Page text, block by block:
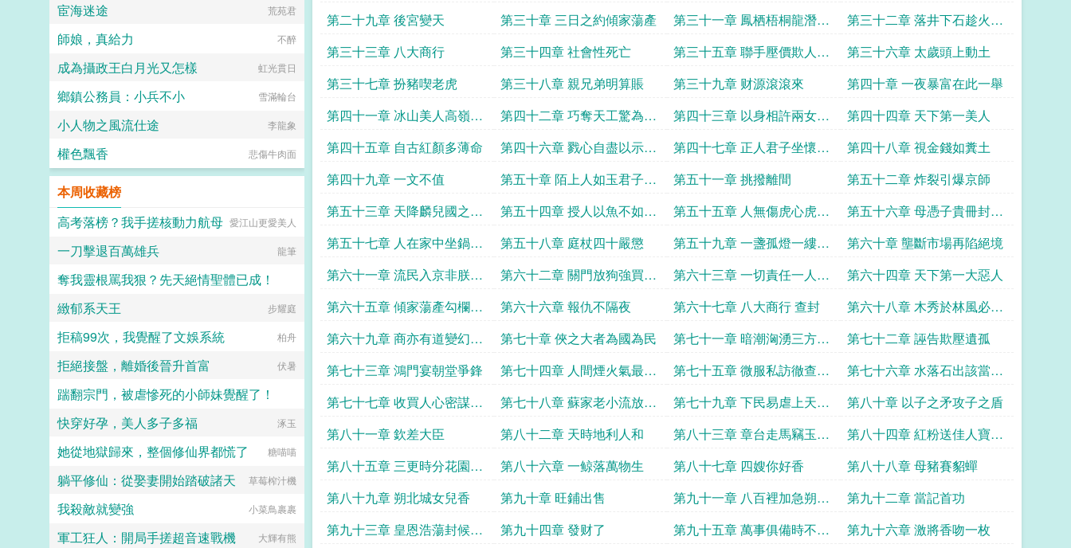
天
人
動
第二十九章 後宮變天 第三十章 三日之約傾家蕩產
第三十一章 鳳栖梧桐龍潛在
淵
第三十二章 落井下石趁火打
劫
第三十三章 八大商行 第三十四章 社會性死亡
第三十五章 聯手壓價欺人太
甚
第三十六章 太歲頭上動土
第三十七章 扮豬喫老虎
第三十八章 親兄弟明算賬 第三十九章 财源滾滾來
第四十章 一夜暴富在此一舉
第四十一章 冰山美人高嶺之
花
第四十二章 巧奪天工驚為天
人
第四十三章 以身相許兩女一
夫
第四十四章 天下第一美人
第四十五章 自古紅顏多薄命
第四十六章 戮心自盡以示清
白
第四十七章 正人君子坐懷不
亂
第四十八章 視金錢如糞土
第四十九章 一文不值
第五十章 陌上人如玉君子世
無雙
第五十一章 挑撥離間
第五十二章 炸裂引爆京師
第五十三章 天降麟兒國之幸
事
第五十四章 授人以魚不如授
人以漁
第五十五章 人無傷虎心虎有
傷人意
第五十六章 母憑子貴冊封貴
妃
第五十七章 人在家中坐鍋從
天上來
第五十八章 庭杖四十嚴懲
第五十九章 一盞孤燈一縷溫
暖
第六十章 壟斷市場再陷絕境
第六十一章 流民入京非朕之
過
第六十二章 關門放狗強買強
賣
第六十三章 一切責任一人承
擔
第六十四章 天下第一大惡人
第六十五章 傾家蕩產勾欄賣
笑
第六十六章 報仇不隔夜 第六十七章 八大商行 查封
第六十八章 木秀於林風必摧
之
第六十九章 商亦有道變幻莫
測
第七十章 俠之大者為國為民
第七十一章 暗潮洶湧三方鼎
立
第七十二章 誣告欺壓遺孤
第七十三章 鴻門宴朝堂爭鋒
第七十四章 人間煙火氣最撫
凡人心
第七十五章 微服私訪徹查此
案
第七十六章 水落石出該當何
罪
第七十七章 收買人心密謀造
反
第七十八章 蘇家老小流放寧
古塔
第七十九章 下民易虐上天難
欺
第八十章 以子之矛攻子之盾
第八十一章 欽差大臣
第八十二章 天時地利人和
第八十三章 章台走馬竊玉偷
香
第八十四章 紅粉送佳人寶劍
贈英雄
第八十五章 三更時分花園相
會
第八十六章 一鲸落萬物生 第八十七章 四嫂你好香
第八十八章 母豬賽貂蟬
第八十九章 朔北城女兒香
第九十章 旺鋪出售
第九十一章 八百裡加急朔北
大捷
第九十二章 當記首功
第九十三章 皇恩浩蕩封候拜
第九十四章 發财了
第九十五章 萬事俱備時不待
第九十六章 激將香吻一枚
宦海迷途 荒苑君
師娘，真給力 不醉
成為攝政王白月光又怎樣 虹光貫日
鄉鎮公務員：小兵不小 雪滿輪台
小人物之風流仕途 李龍象
權色飄香 悲傷牛肉面
本周收藏榜
高考落榜？我手搓核動力航母 愛江山更愛美人
一刀擊退百萬雄兵 龍筆
奪我靈根罵我狠？先天絕情聖體已成！
香菜達達
緻郁系天王 步耀庭
拒稿99次，我覺醒了文娛系統 柏舟
拒絕接盤，離婚後晉升首富 伏暑
踹翻宗門，被虐慘死的小師妹覺醒了！
小青蛇
快穿好孕，美人多子多福 涿玉
她從地獄歸來，整個修仙界都慌了 糖喵喵
躺平修仙：從娶妻開始踏破諸天 草莓榨汁機
我殺敵就變強 小菜鳥裹裹
軍工狂人：開局手搓超音速戰機 大輝有熊